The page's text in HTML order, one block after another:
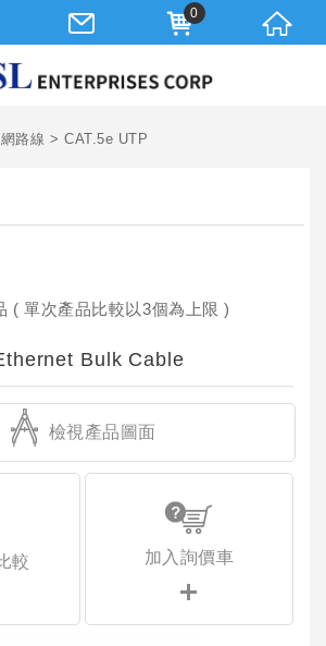
網路線 CAT.5e UTP
( 單次產品比較以3個為上限 )
Bulk Cable
檢視產品圖面
較 加入詢價車
0